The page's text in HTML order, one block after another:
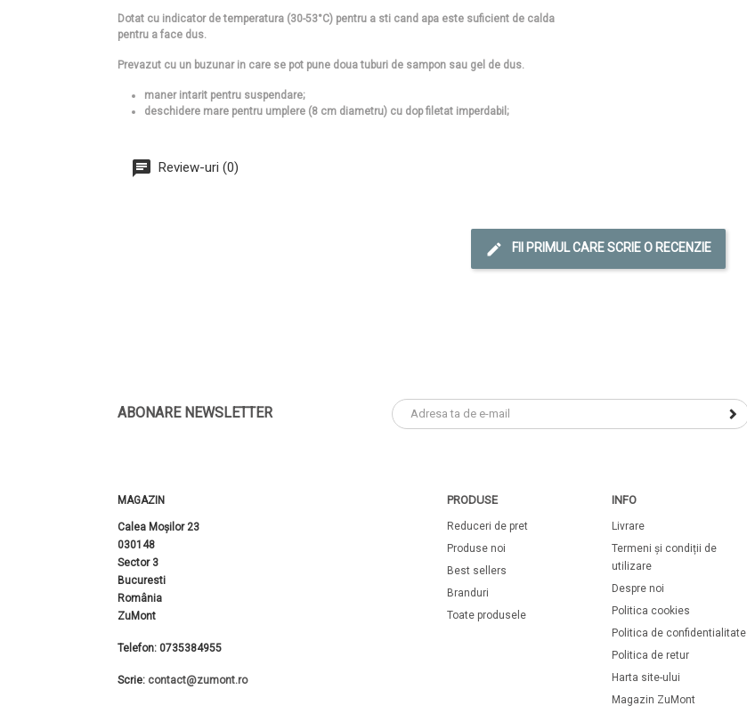
Dotat cu indicator de temperatura (30-53°C) pentru a sti cand apa este suficient de calda
pentru a face dus.
Prevazut cu un buzunar in care se pot pune doua tuburi de sampon sau gel de dus.
maner intarit pentru suspendare;
deschidere mare pentru umplere (8 cm diametru) cu dop filetat imperdabil;
Review-uri (0)
FII PRIMUL CARE SCRIE O RECENZIE
ABONARE NEWSLETTER
MAGAZIN
Calea Moșilor 23
030148
Sector 3
Bucuresti
România
ZuMont
Telefon: 0735384955
Scrie: contact@zumont.ro
PRODUSE
Reduceri de pret
Produse noi
Best sellers
Branduri
Toate produsele
INFO
Livrare
Termeni și condiții de
utilizare
Despre noi
Politica cookies
Politica de confidentialitate
Politica de retur
Harta site-ului
Magazin ZuMont